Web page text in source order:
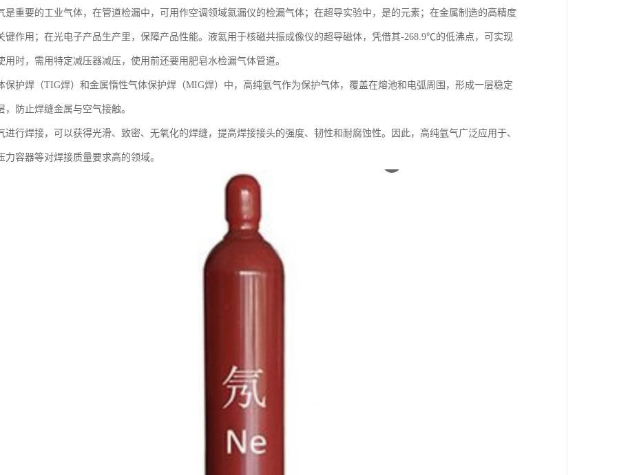
是重要的工业气体，在管道检漏中，可用作空调领域氦漏仪的检漏气体；在超导实验中，是的元素；在金属制造的高精度
键作用；在光电子产品生产里，保障产品性能。液氦用于核磁共振成像仪的超导磁体，凭借其-268.9℃的低沸点，可实现
用时，需用特定减压器减压，使用前还要用肥皂水检漏气体管道。
保护焊（TIG焊）和金属惰性气体保护焊（MIG焊）中，高纯氩气作为保护气体，覆盖在熔池和电弧周围，形成一层稳定
，防止焊缝金属与空气接触。
进行焊接，可以获得光滑、致密、无氧化的焊缝，提高焊接接头的强度、韧性和耐腐蚀性。因此，高纯氩气广泛应用于、
力容器等对焊接质量要求高的领域。